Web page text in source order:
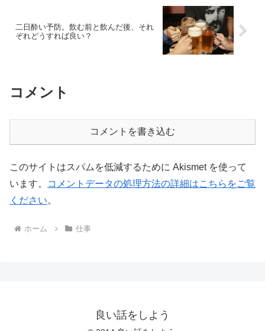
二日酔い予防。飲む前と飲んだ後、それ
ぞれどうすれば良い？
コメント
コメントを書き込む
このサイトはスパムを低減するために Akismet を使って
います。
コメントデータの処理方法の詳細はこちらをご覧
ください。
ホーム 仕事
良い話をしよう